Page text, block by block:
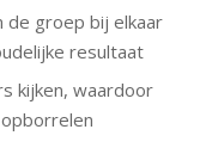
de groep bij elkaar
resultaat
kijken, waardoor